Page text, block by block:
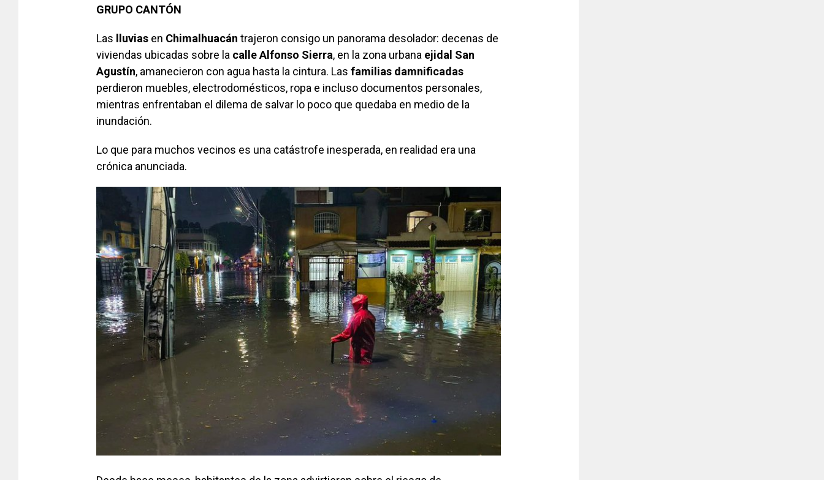
GRUPO CANTÓN
Las lluvias en Chimalhuacán trajeron consigo un panorama desolador: decenas de
viviendas ubicadas sobre la calle Alfonso Sierra, en la zona urbana ejidal San
Agustín, amanecieron con agua hasta la cintura. Las familias damnificadas
perdieron muebles, electrodomésticos, ropa e incluso documentos personales,
mientras enfrentaban el dilema de salvar lo poco que quedaba en medio de la
inundación.
Lo que para muchos vecinos es una catástrofe inesperada, en realidad era una
crónica anunciada.